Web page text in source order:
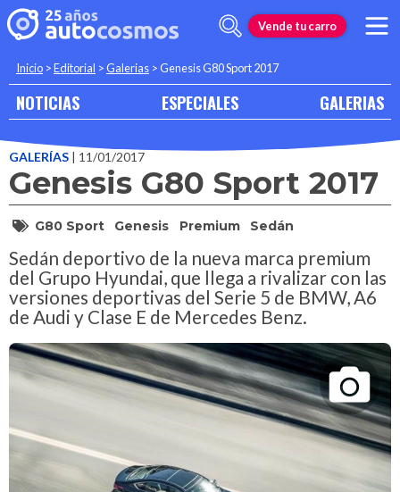
Vende tu carro
Inicio >Editorial >Galerias >Genesis G80 Sport 2017
NOTICIAS ESPECIALES GALERIAS
GALERÍAS | 11/01/2017
Genesis G80 Sport 2017
G80 Sport Genesis Premium Sedán
Sedán deportivo de la nueva marca premium
del Grupo Hyundai, que llega a rivalizar con las
versiones deportivas del Serie 5 de BMW, A6
de Audi y Clase E de Mercedes Benz.